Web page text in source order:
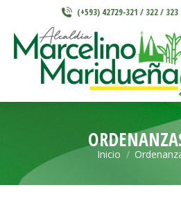
(+593) 42729-321 / 322 / 323
Estás aquí:
Inicio